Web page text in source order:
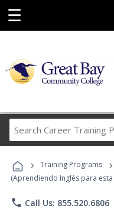
☰
› Training Programs ›
(Aprendiendo Inglés para esta
phone Call Us: 855.520.6806